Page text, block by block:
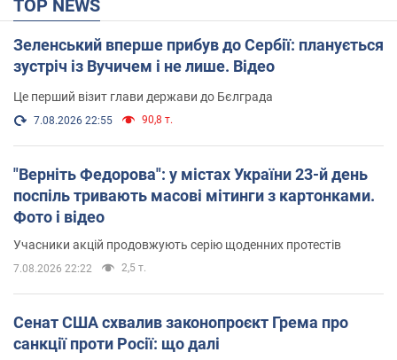
TOP NEWS
Зеленський вперше прибув до Сербії: планується
зустріч із Вучичем і не лише. Відео
Це перший візит глави держави до Бєлграда
7.08.2026 22:55 90,8 т.
"Верніть Федорова": у містах України 23-й день
поспіль тривають масові мітинги з картонками.
Фото і відео
Учасники акцій продовжують серію щоденних протестів
7.08.2026 22:22 2,5 т.
Сенат США схвалив законопроєкт Грема про
санкції проти Росії: що далі